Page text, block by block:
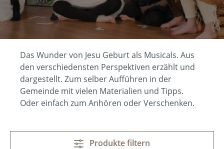
Das Wunder von Jesu Geburt als Musicals. Aus
den verschiedensten Perspektiven erzählt und
dargestellt. Zum selber Aufführen in der
Gemeinde mit vielen Materialien und Tipps.
Oder einfach zum Anhören oder Verschenken.
Produkte filtern